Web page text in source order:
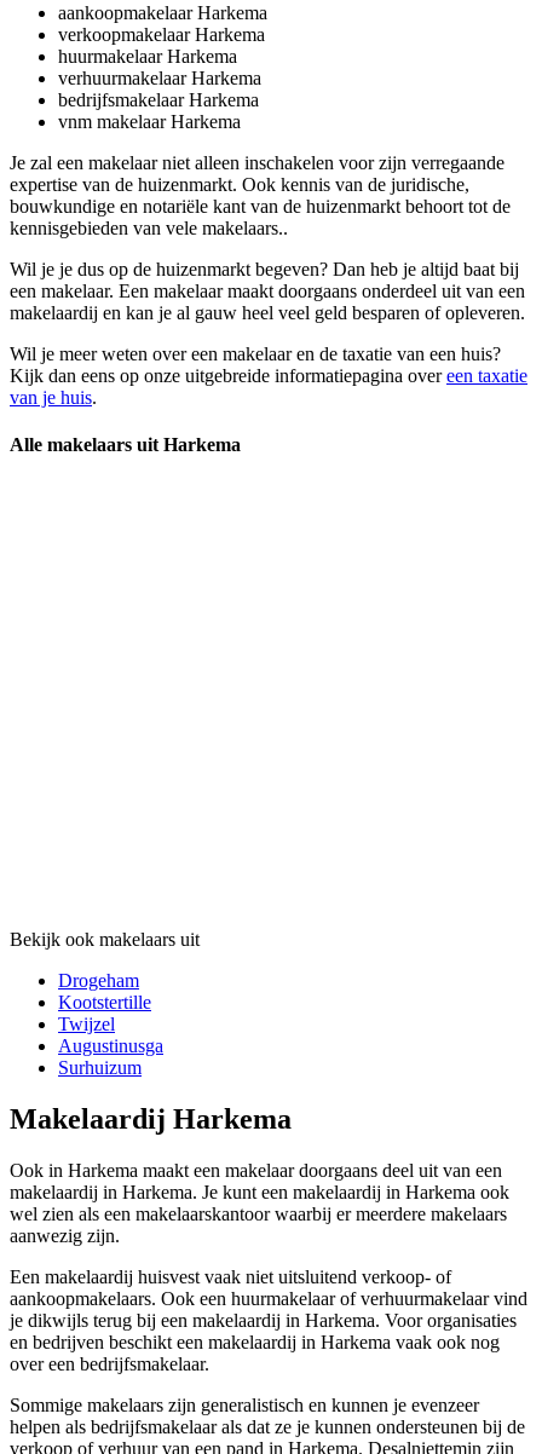
aankoopmakelaar Harkema
verkoopmakelaar Harkema
huurmakelaar Harkema
verhuurmakelaar Harkema
bedrijfsmakelaar Harkema
vnm makelaar Harkema
Je zal een makelaar niet alleen inschakelen voor zijn verregaande
expertise van de huizenmarkt. Ook kennis van de juridische,
bouwkundige en notariële kant van de huizenmarkt behoort tot de
kennisgebieden van vele makelaars..
Wil je je dus op de huizenmarkt begeven? Dan heb je altijd baat bij
een makelaar. Een makelaar maakt doorgaans onderdeel uit van een
makelaardij en kan je al gauw heel veel geld besparen of opleveren.
Wil je meer weten over een makelaar en de taxatie van een huis?
Kijk dan eens op onze uitgebreide informatiepagina overeen taxatie
van je huis.
Alle makelaars uit Harkema
Bekijk ook makelaars uit
Drogeham
Kootstertille
Twijzel
Augustinusga
Surhuizum
Makelaardij Harkema
Ook in Harkema maakt een makelaar doorgaans deel uit van een
makelaardij in Harkema. Je kunt een makelaardij in Harkema ook
wel zien als een makelaarskantoor waarbij er meerdere makelaars
aanwezig zijn.
Een makelaardij huisvest vaak niet uitsluitend verkoop- of
aankoopmakelaars. Ook een huurmakelaar of verhuurmakelaar vind
je dikwijls terug bij een makelaardij in Harkema. Voor organisaties
en bedrijven beschikt een makelaardij in Harkema vaak ook nog
over een bedrijfsmakelaar.
Sommige makelaars zijn generalistisch en kunnen je evenzeer
helpen als bedrijfsmakelaar als dat ze je kunnen ondersteunen bij de
verkoop of verhuur van een pand in Harkema. Desalniettemin zijn